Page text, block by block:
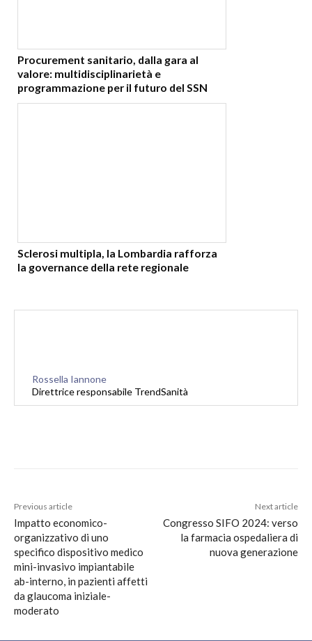
Procurement sanitario, dalla gara al
valore: multidisciplinarietà e
programmazione per il futuro del SSN
Sclerosi multipla, la Lombardia rafforza
la governance della rete regionale
Rossella Iannone
Direttrice responsabile TrendSanità
Previous article
Impatto economico-
organizzativo di uno
specifico dispositivo medico
mini-invasivo impiantabile
ab-interno, in pazienti affetti
da glaucoma iniziale-
moderato
Next article
Congresso SIFO 2024: verso
la farmacia ospedaliera di
nuova generazione